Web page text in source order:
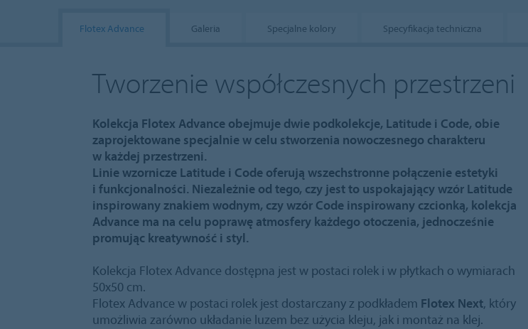
Flotex Advance Galeria Specjalne kolory Specyfikacja techniczna
Tworzenie współczesnych przestrzeni
Kolekcja Flotex Advance obejmuje dwie podkolekcje, Latitude i Code, obie
zaprojektowane specjalnie w celu stworzenia nowoczesnego charakteru
w każdej przestrzeni.
Linie wzornicze Latitude i Code oferują wszechstronne połączenie estetyki
i funkcjonalności. Niezależnie od tego, czy jest to uspokajający wzór Latitude
inspirowany znakiem wodnym, czy wzór Code inspirowany czcionką, kolekcja
Advance ma na celu poprawę atmosfery każdego otoczenia, jednocześnie
promując kreatywność i styl.
Kolekcja Flotex Advance dostępna jest w postaci rolek i w płytkach o wymiarach
50x50 cm.
Flotex Advance w postaci rolek jest dostarczany z podkładem Flotex Next, który
umożliwia zarówno układanie luzem bez użycia kleju, jak i montaż na klej.